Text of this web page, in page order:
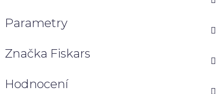
Parametry
Značka Fiskars
Hodnocení